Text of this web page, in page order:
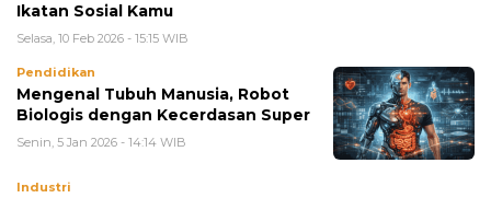
Ikatan Sosial Kamu
Selasa, 10 Feb 2026 - 15:15 WIB
Pendidikan
Mengenal Tubuh Manusia, Robot
Biologis dengan Kecerdasan Super
Senin, 5 Jan 2026 - 14:14 WIB
Industri